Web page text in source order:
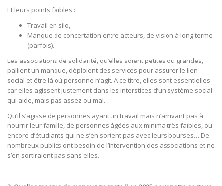
Et leurs points faibles :
Travail en silo,
Manque de concertation entre acteurs, de vision à long terme
(parfois).
Les associations de solidarité, qu’elles soient petites ou grandes,
pallient un manque, déploient des services pour assurer le lien
social et être là où personne n’agit. A ce titre, elles sont essentielles
car elles agissent justement dans les interstices d’un système social
qui aide, mais pas assez ou mal.
Qu’il s’agisse de personnes ayant un travail mais n’arrivant pas à
nourrir leur famille, de personnes âgées aux minima très faibles, ou
encore d’étudiants qui ne s’en sortent pas avec leurs bourses… De
nombreux publics ont besoin de l’intervention des associations et ne
s’en sortiraient pas sans elles.